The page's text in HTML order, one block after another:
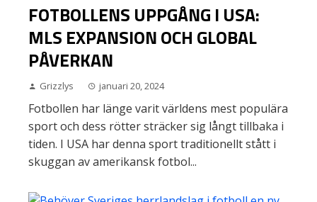
FOTBOLLENS UPPGÅNG I USA:
MLS EXPANSION OCH GLOBAL
PÅVERKAN
Grizzlys januari 20, 2024
Fotbollen har länge varit världens mest populära
sport och dess rötter sträcker sig långt tillbaka i
tiden. I USA har denna sport traditionellt stått i
skuggan av amerikansk fotbol...